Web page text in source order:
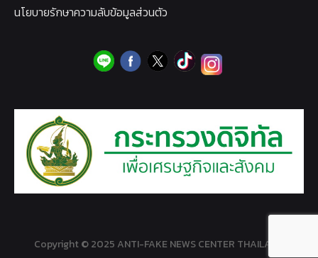
นโยบายรักษาความลับข้อมูลส่วนตัว
Copyright © 2025 ANTI-FAKE NEWS CENTER THAILAND